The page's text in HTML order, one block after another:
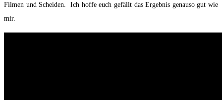
Filmen und Scheiden. Ich hoffe euch gefällt das Ergebnis genauso gut wie
mir.